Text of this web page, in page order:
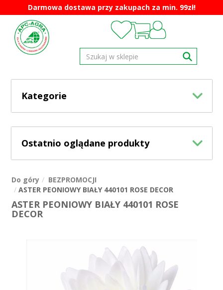
Darmowa dostawa przy zakupach za min. 99zł!
Kategorie
Ostatnio oglądane produkty
Do góry
BEZPROMOCJI
ASTER PEONIOWY BIAŁY 440101 ROSE DECOR
ASTER PEONIOWY BIAŁY 440101 ROSE
DECOR